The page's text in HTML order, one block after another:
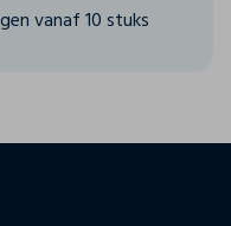
vanaf 10 stuks